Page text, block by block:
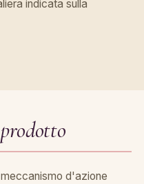
indicata sulla
d'azione